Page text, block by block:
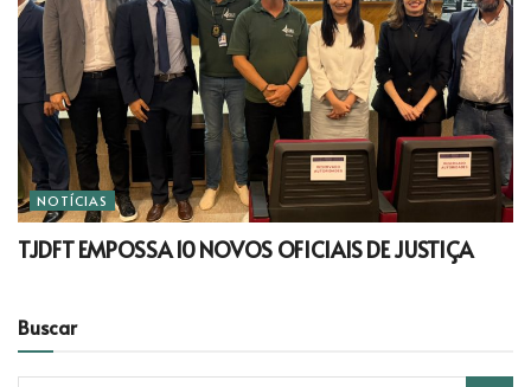
NOTÍCIAS
TJDFT EMPOSSA 10 NOVOS OFICIAIS DE JUSTIÇA
Buscar